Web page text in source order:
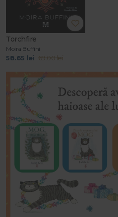
Torchfire
Moira Buffini
58.65 lei 69.00 lei